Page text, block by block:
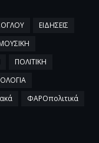
ΕΙΔΗΣΕΙΣ
ΠΟΛΙΤΙΚΗ
ΦΑΡΟπολιτικά